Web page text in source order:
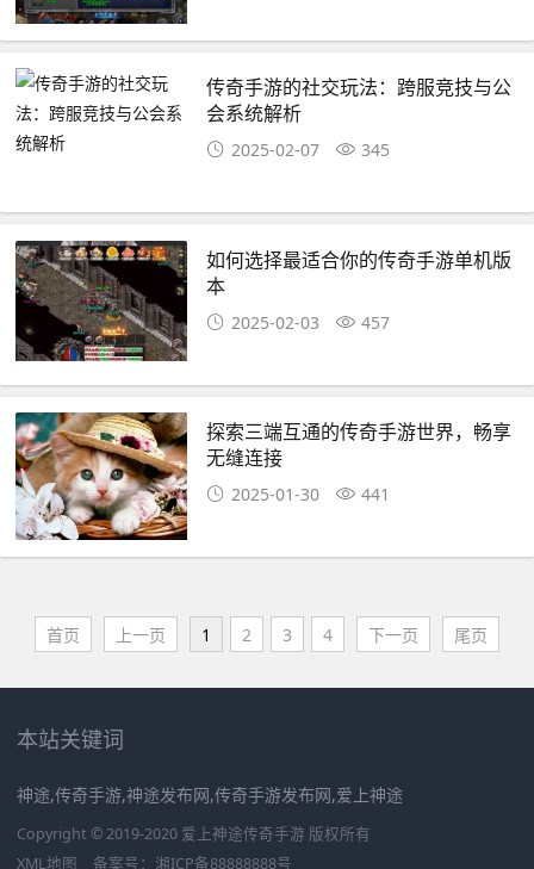
传奇手游的社交玩法：跨服竞技与公
会系统解析
2025-02-07 345
如何选择最适合你的传奇手游单机版
本
2025-02-03 457
探索三端互通的传奇手游世界，畅享
无缝连接
2025-01-30 441
首页 上一页 1 2 3 4 下一页 尾页
本站关键词
神途,传奇手游,神途发布网,传奇手游发布网,爱上神途
Copyright © 2019-2020 爱上神途传奇手游 版权所有
XML地图
备案号： 湘ICP备88888888号